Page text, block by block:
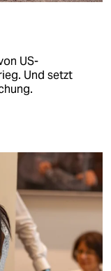
US-
Und setzt